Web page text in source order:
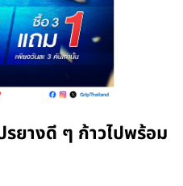
ยางดี ๆ ก้าวไปพร้อม